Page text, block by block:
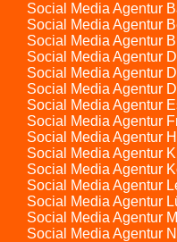
Social Media Agentur
Social Media Agentur
Social Media Agentur
Social Media Agentur
Social Media Agentur
Social Media Agentur
Social Media Agentur
Social Media Agentur
Social Media Agentur
Social Media Agentur
Social Media Agentur
Social Media Agentur
Social Media Agentur
Social Media Agentur
Social Media Agentur